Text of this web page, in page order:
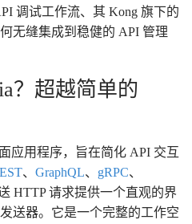
调试工作流、其 Kong 旗下的
无缝集成到稳健的 API 管理
？超越简单的
应用程序，旨在简化 API 交互
、 GraphQL、 gRPC、
HTTP 请求提供一个直观的界
送器。它是一个完整的工作空